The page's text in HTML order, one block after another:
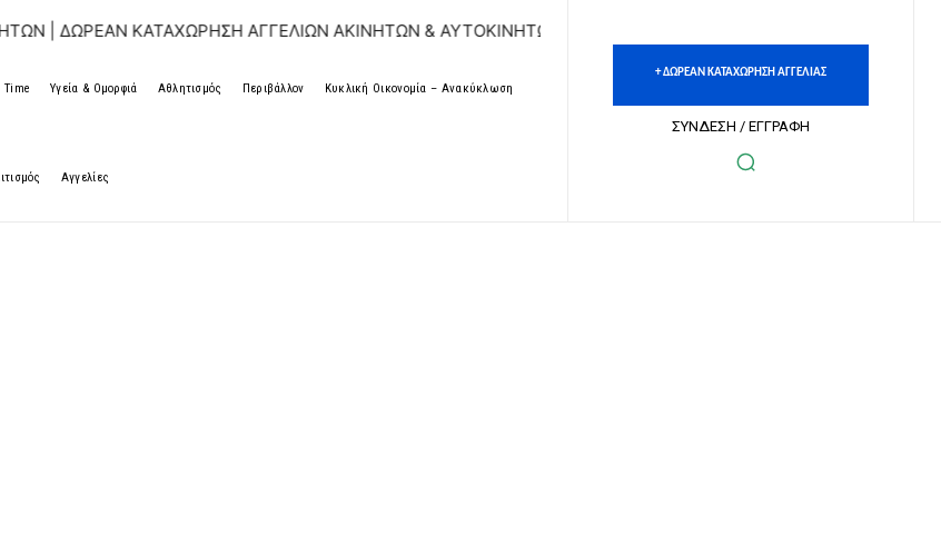
ΚΑΤΑΧΩΡΗΣΗ ΑΓΓΕΛΙΩΝ ΑΚΙΝΗΤΩΝ & ΑΥΤΟΚΙΝΗΤΩΝ | ΔΩΡΕΑΝ ΚΑΤΑΧΩΡΗΣΗ ΑΓΓΕΛΙΩΝ ΑΚΙΝΗΤΩΝ &
Time Υγεία & Ομορφιά Αθλητισμός Περιβάλλον Κυκλική Οικονομία – Ανακύκλωση
Αγγελίες
+ ΔΩΡΕΑΝ ΚΑΤΑΧΩΡΗΣΗ ΑΓΓΕΛΙΑΣ
ΣΥΝΔΕΣΗ / ΕΓΓΡΑΦΗ